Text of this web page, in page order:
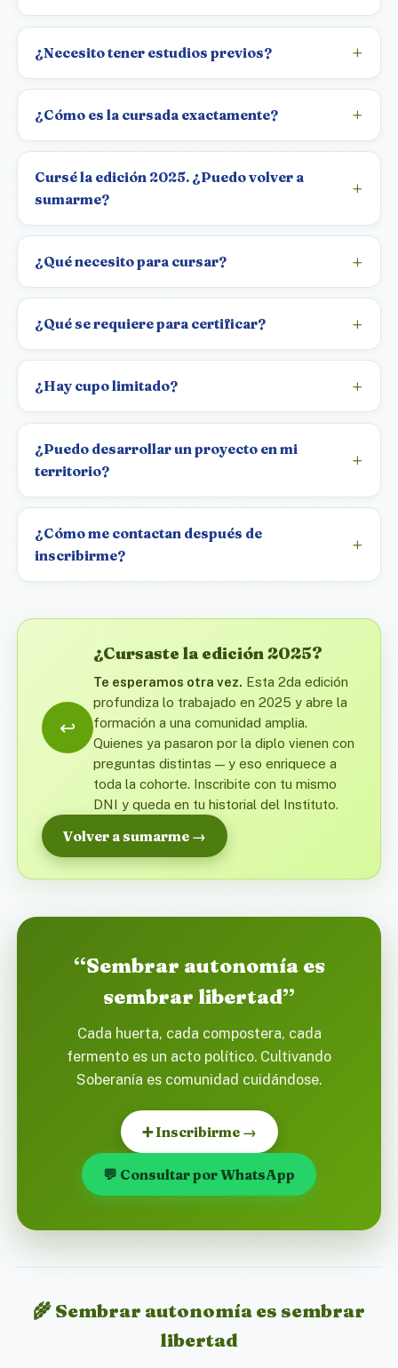
¿Necesito tener estudios previos?
¿Cómo es la cursada exactamente?
Cursé la edición 2025. ¿Puedo volver a
sumarme?
¿Qué necesito para cursar?
¿Qué se requiere para certificar?
¿Hay cupo limitado?
¿Puedo desarrollar un proyecto en mi
territorio?
¿Cómo me contactan después de
inscribirme?
↩️
¿Cursaste la edición 2025?
Te esperamos otra vez. Esta 2da edición
profundiza lo trabajado en 2025 y abre la
formación a una comunidad amplia.
Quienes ya pasaron por la diplo vienen con
preguntas distintas — y eso enriquece a
toda la cohorte. Inscribite con tu mismo
DNI y queda en tu historial del Instituto.
Volver a sumarme →
“Sembrar autonomía es
sembrar libertad”
Cada huerta, cada compostera, cada
fermento es un acto político. Cultivando
Soberanía es comunidad cuidándose.
➕ Inscribirme →
💬 Consultar por WhatsApp
🌾 Sembrar autonomía es sembrar
libertad